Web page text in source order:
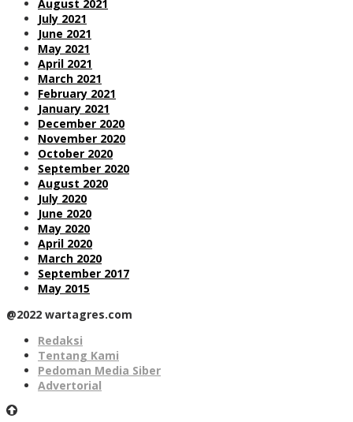
August 2021
July 2021
June 2021
May 2021
April 2021
March 2021
February 2021
January 2021
December 2020
November 2020
October 2020
September 2020
August 2020
July 2020
June 2020
May 2020
April 2020
March 2020
September 2017
May 2015
@2022 wartagres.com
Redaksi
Tentang Kami
Pedoman Media Siber
Advertorial